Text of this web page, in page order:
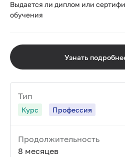
Выдается ли диплом или
обучения
Узнать
Тип
Курс Профессия
Продолжительность
8 месяцев